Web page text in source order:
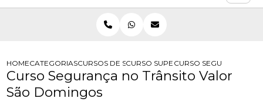
HOMECATEGORIASCURSOS DE SEGURANCA NO TRANSITO
CURSO SUPERIOR DE TECNOLOGIA
CURSO SEGURANCA
Curso Segurança no Trânsito Valor
São Domingos